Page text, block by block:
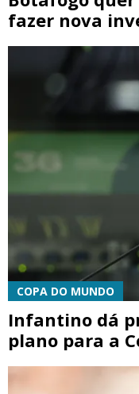
fazer nova
COPA DO MUNDO
Infantino dá
plano para a